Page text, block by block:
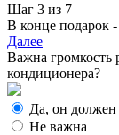
Шаг 3 из 7
В конце подарок
Далее
Важна громкость
кондиционера?
Да, он
Не важна